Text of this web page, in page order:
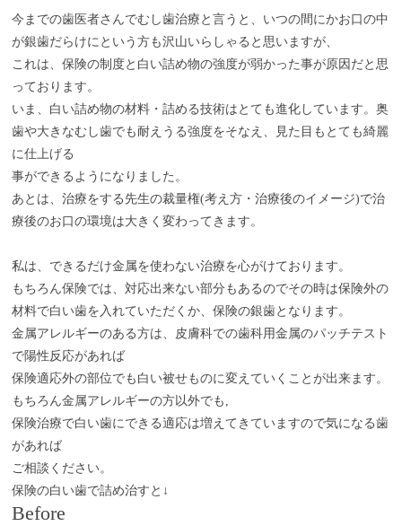
歯を白くしたい・キレイに見せたい方へ
快適な治療と心地よい
空間を提供します
よくある質問
お知らせ
ブログ
お問い合わせ
今までの歯医者さんでむし歯治療と言うと、いつの間にかお口の中
が銀歯だらけにという方も沢山いらしゃると思いますが、
これは、保険の制度と白い詰め物の強度が弱かった事が原因だと思
っております。
いま、白い詰め物の材料・詰める技術はとても進化しています。奥
歯や大きなむし歯でも耐えうる強度をそなえ、見た目もとても綺麗
に仕上げる
事ができるようになりました。
あとは、治療をする先生の裁量権(考え方・治療後のイメージ)で治
療後のお口の環境は大きく変わってきます。
私は、できるだけ金属を使わない治療を心がけております。
もちろん保険では、対応出来ない部分もあるのでその時は保険外の
材料で白い歯を入れていただくか、保険の銀歯となります。
金属アレルギーのある方は、皮膚科での歯科用金属のパッチテスト
で陽性反応があれば
保険適応外の部位でも白い被せものに変えていくことが出来ます。
もちろん金属アレルギーの方以外でも,
保険治療で白い歯にできる適応は増えてきていますので気になる歯
があれば
ご相談ください。
保険の白い歯で詰め治すと↓
Before